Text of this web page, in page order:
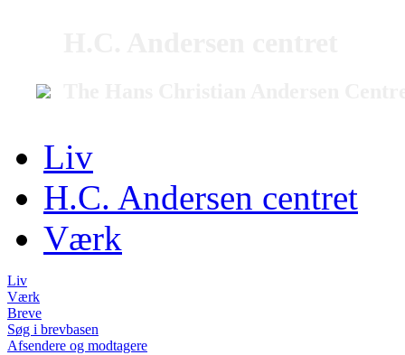
Liv
H.C. Andersen centret
Værk
Liv
Værk
Breve
Søg i brevbasen
Afsendere og modtagere